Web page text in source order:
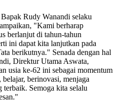
Rudy Wanandi selaku
"Kami berharap
berlanjut di tahun-tahun
ini dapat kita lanjutkan pada
berikutnya." Senada dengan hal
Direktur Utama Aswata,
usia ke-62 ini sebagai momentum
berinovasi, menjaga
terbaik. Semoga kita selalu